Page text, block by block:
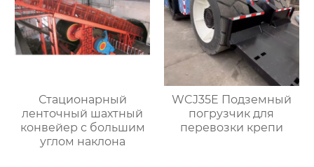
Стационарный
ленточный шахтный
конвейер с большим
углом наклона
WCJ35E Подземный
погрузчик для
перевозки крепи